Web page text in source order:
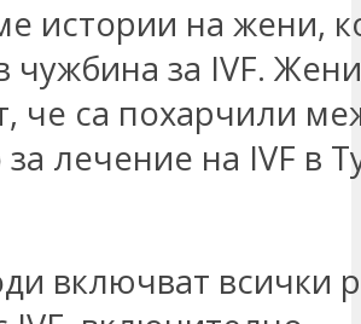
истории на жени,
чужбина за IVF.
че са похарчили
лечение на IVF в
включват всички